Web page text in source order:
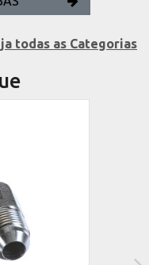
todas as Categorias